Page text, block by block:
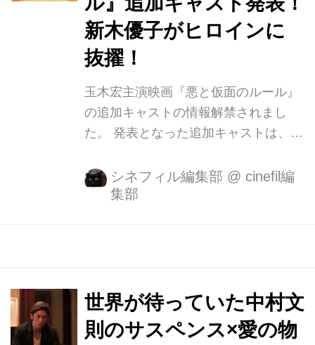
ます。 今回発表キャスト！ 【吉沢亮
(伊藤亮祐役)】 テロリストグループ、
「JL」のメンバー。 玉木宏演じる久喜
文宏に近づき、JL のメンバーに引き込
もうとする ■吉沢亮さんからのコメン
ト■ 大好きな中村文則さ...
新木優子がヒロインに
抜擢！
玉木宏主演映画『悪と仮面のルール』
の追加キャストの情報解禁されまし
た。 発表となった追加キャストは、た
「CRISIS 公安機動捜査隊特捜 班」で
紅一点の特捜班メンバーを熱演、そし
宏演じる主人公が、自身の顔を変えて
まで守ろうとする女性を演じ、ヒロイ
ンとして出演する。 自身も初となるホ
シネフィル編集部 @ cinefil編
集部
世界が待っていた中村文
則のサスペンス×愛の物